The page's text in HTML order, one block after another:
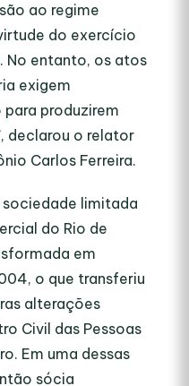
ao regime
do exercício
No entanto, os atos
exigem
produzirem
declarou o relator
Carlos Ferreira.
limitada
do Rio de
em
o que transferiu
alterações
Civil das Pessoas
Em uma dessas
sócia